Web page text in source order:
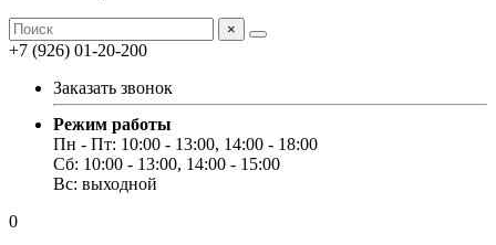
×
+7 (926) 01-20-200
Заказать звонок
Режим работы
Пн - Пт: 10:00 - 13:00, 14:00 - 18:00
Сб: 10:00 - 13:00, 14:00 - 15:00
Вс: выходной
0